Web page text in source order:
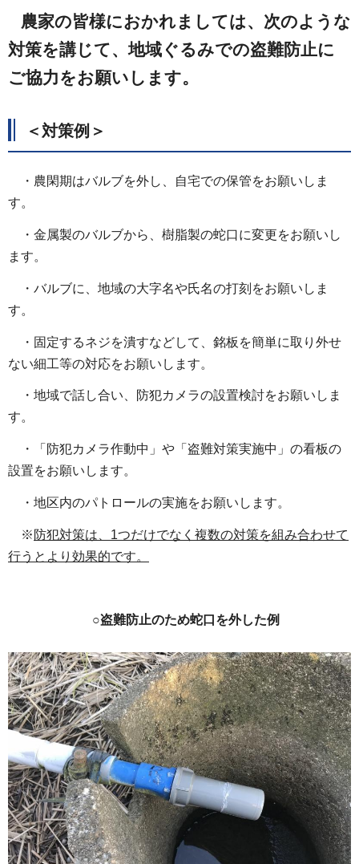
農家の皆様におかれましては、次のような
対策を講じて、地域ぐるみでの盗難防止に
ご協力をお願いします。
＜対策例＞
・農閑期はバルブを外し、⾃宅での保管をお願いしま
す。
・⾦属製のバルブから、樹脂製の蛇⼝に変更をお願いし
ます。
・バルブに、地域の⼤字名や⽒名の打刻をお願いしま
す。
・固定するネジを潰すなどして、銘板を簡単に取り外せ
ない細⼯等の対応をお願いします。
・地域で話し合い、防犯カメラの設置検討をお願いしま
す。
・「防犯カメラ作動中」や「盗難対策実施中」の看板の
設置をお願いします。
・地区内のパトロールの実施をお願いします。
※ 防犯対策は、1つだけでなく複数の対策を組み合わせて
行うとより効果的です。
○盗難防止のため蛇口を外した例